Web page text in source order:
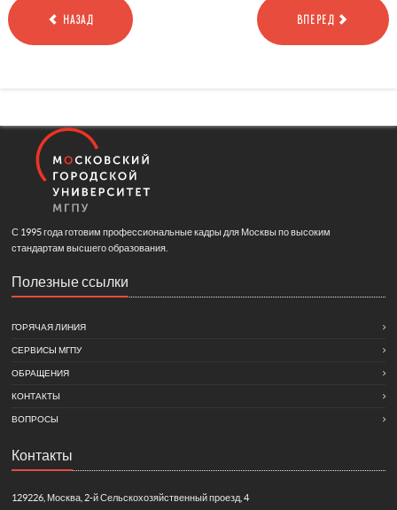
НАЗАД ВПЕРЕД
С 1995 года готовим профессиональные кадры для Москвы по высоким
стандартам высшего образования.
Полезные ссылки
ГОРЯЧАЯ ЛИНИЯ
СЕРВИСЫ МГПУ
ОБРАЩЕНИЯ
КОНТАКТЫ
ВОПРОСЫ
Контакты
129226, Москва, 2-й Сельскохозяйственный проезд, 4